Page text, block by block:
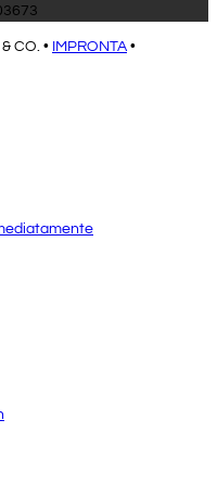
CO. • IMPRONTA •